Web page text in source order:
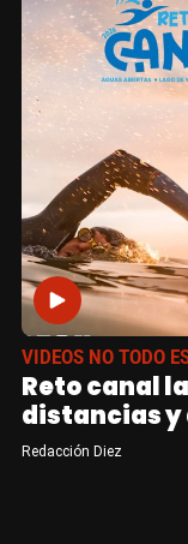
VIDEOS NO TODO
Reto canal
distancias y
Redacción Diez